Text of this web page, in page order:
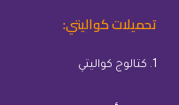
تحميلات كواليتي:
1. كتالوج كواليتي